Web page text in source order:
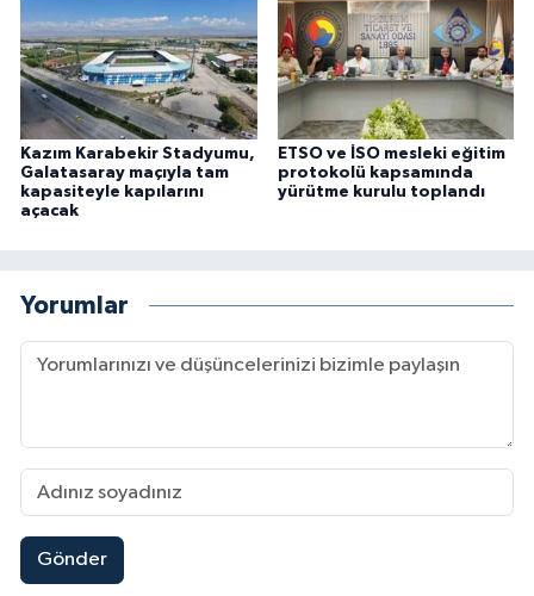
Kazım Karabekir Stadyumu,
Galatasaray maçıyla tam
kapasiteyle kapılarını
açacak
ETSO ve İSO mesleki eğitim
protokolü kapsamında
yürütme kurulu toplandı
Yorumlar
Gönder